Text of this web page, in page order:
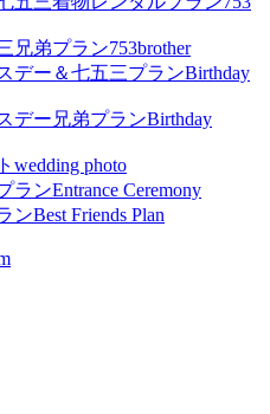
兄弟プラン753brother
デー＆七五三プランBirthday
デー兄弟プランBirthday
wedding photo
ランEntrance Ceremony
ンBest Friends Plan